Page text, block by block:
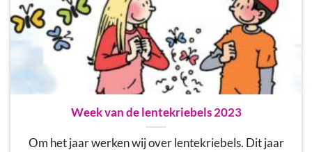
Week van de lentekriebels 2023
Om het jaar werken wij over lentekriebels. Dit jaar